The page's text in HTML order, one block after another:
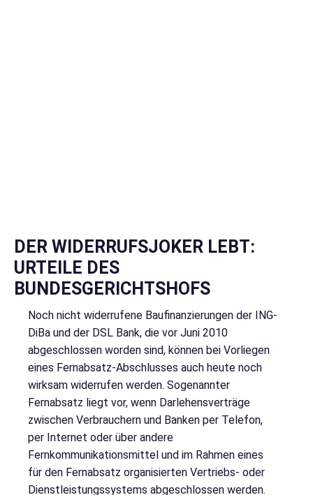
DER WIDERRUFSJOKER LEBT:
URTEILE DES
BUNDESGERICHTSHOFS
Noch nicht widerrufene Baufinanzierungen der ING-
DiBa und der DSL Bank, die vor Juni 2010
abgeschlossen worden sind, können bei Vorliegen
eines Fernabsatz-Abschlusses auch heute noch
wirksam widerrufen werden. Sogenannter
Fernabsatz liegt vor, wenn Darlehensverträge
zwischen Verbrauchern und Banken per Telefon,
per Internet oder über andere
Fernkommunikationsmittel und im Rahmen eines
für den Fernabsatz organisierten Vertriebs- oder
Dienstleistungssystems abgeschlossen werden.